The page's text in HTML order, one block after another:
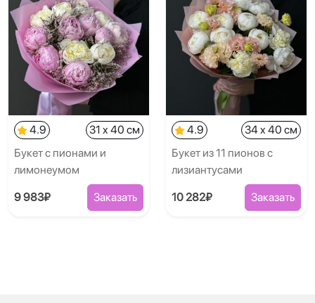
4.9
31 x 40 см
Букет с пионами и
лимонеумом
9 983₽ Заказать
4.9
34 x 40 см
Букет из 11 пионов с
лизиантусами
10 282₽ Заказать